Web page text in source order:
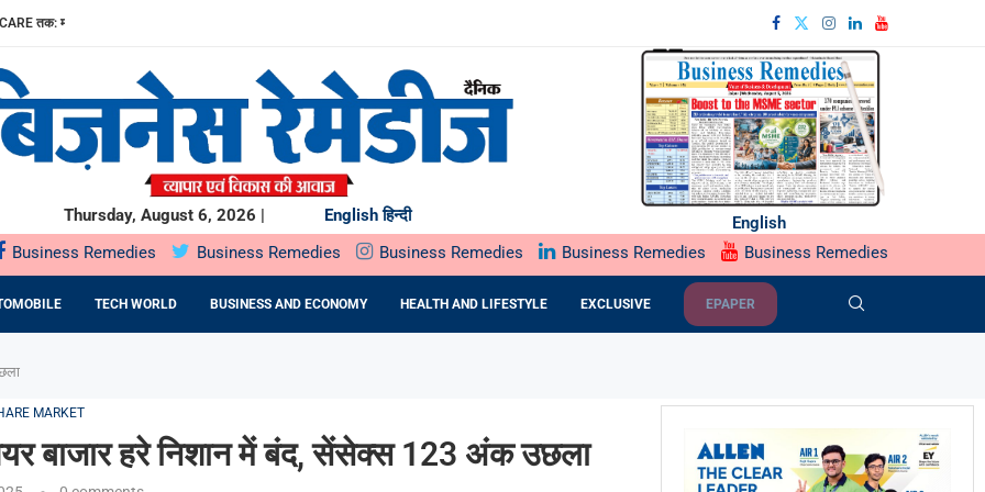
रुपए का...
प्रति...
प्रतिशत ASSURED...
THE NEXT GENERATION...
STUDENT FOUNDER SHOULD MASTER
वर्ष 2026 -27...
Thursday, August 6, 2026 | English हिन्दी
English
Business Remedies Business Remedies Business Remedies Business Remedies Business Remedies
TECH WORLD BUSINESS AND ECONOMY HEALTH AND LIFESTYLE EXCLUSIVE EPAPER
MARKET
बाजार हरे निशान में बंद, सेंसेक्स 123 अंक उछला